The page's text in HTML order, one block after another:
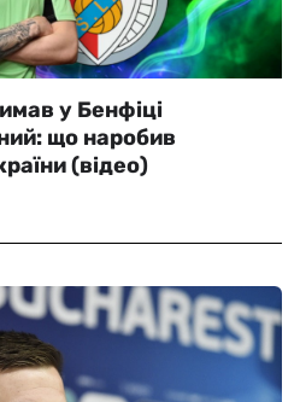
у Бенфіці
що наробив
(відео)